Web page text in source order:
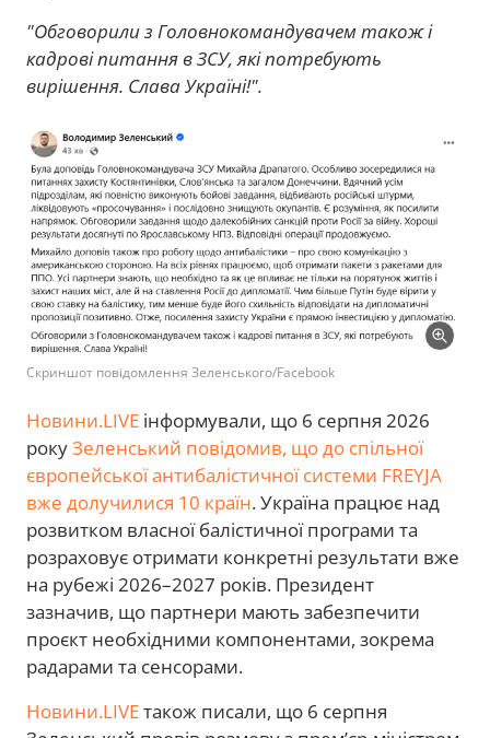
"Обговорили з Головнокомандувачем також і
кадрові питання в ЗСУ, які потребують
вирішення. Слава Україні!".
Скриншот повідомлення Зеленського/Facebook
Новини.LIVE інформували, що 6 серпня 2026
рокуЗеленський повідомив, що до спільної
європейської антибалістичної системи FREYJA
вже долучилися 10 країн. Україна працює над
розвитком власної балістичної програми та
розраховує отримати конкретні результати вже
на рубежі 2026–2027 років. Президент
зазначив, що партнери мають забезпечити
проєкт необхідними компонентами, зокрема
радарами та сенсорами.
Новини.LIVEтакож писали, що 6 серпня